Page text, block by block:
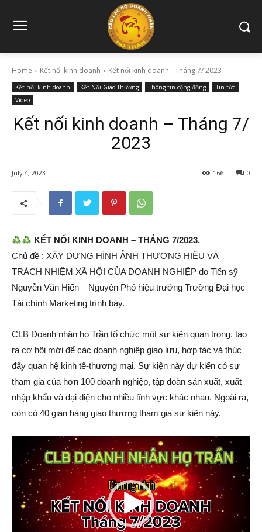
Home Kết nối kinh doanh Kết nối kinh doanh - Tháng 7/ 2023
Kết nối kinh doanh Kết Nối Giao Thương Thông tin cộng đồng
Tin tức
Video
Kết nối kinh doanh – Tháng 7/
2023
July 4, 2023 0
166
KẾT NỐI KINH DOANH – THÁNG 7/2023.
Chủ đề : XÂY DỰNG HÌNH ẢNH THƯƠNG HIỆU VÀ
TRÁCH NHIỆM XÃ HỘI CỦA DOANH NGHIỆP do Tiến sỹ
Nguyễn Văn Hiến – Nguyên Phó hiệu trưởng Trường Đại học
Tài chính Marketing trình bày.
CLB Doanh nhân họ Trần tổ chức một sự kiện quan trọng, tạo
ra cơ hội mới để các doanh nghiệp giao lưu, hợp tác và thúc
đẩy quan hệ kinh tế-thương mại. Sự kiện này dự kiến có sự
tham gia của hơn 100 doanh nghiệp, tập đoàn sản xuất, xuất
nhập khẩu và đại diện cho nhiều lĩnh vực khác nhau. Ngoài ra,
còn có 40 gian hàng giao thương tham gia sự kiện này.
d